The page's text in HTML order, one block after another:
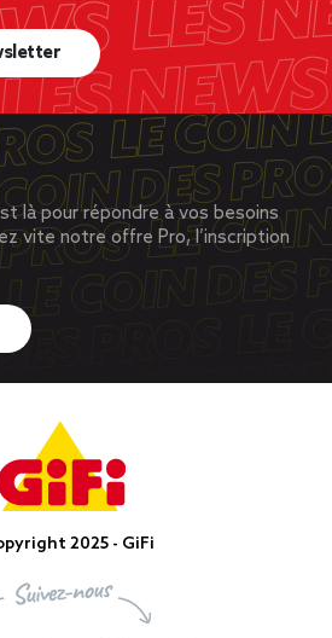
là pour répondre à vos besoins
vite notre offre Pro, l’inscription
2025 - GiFi